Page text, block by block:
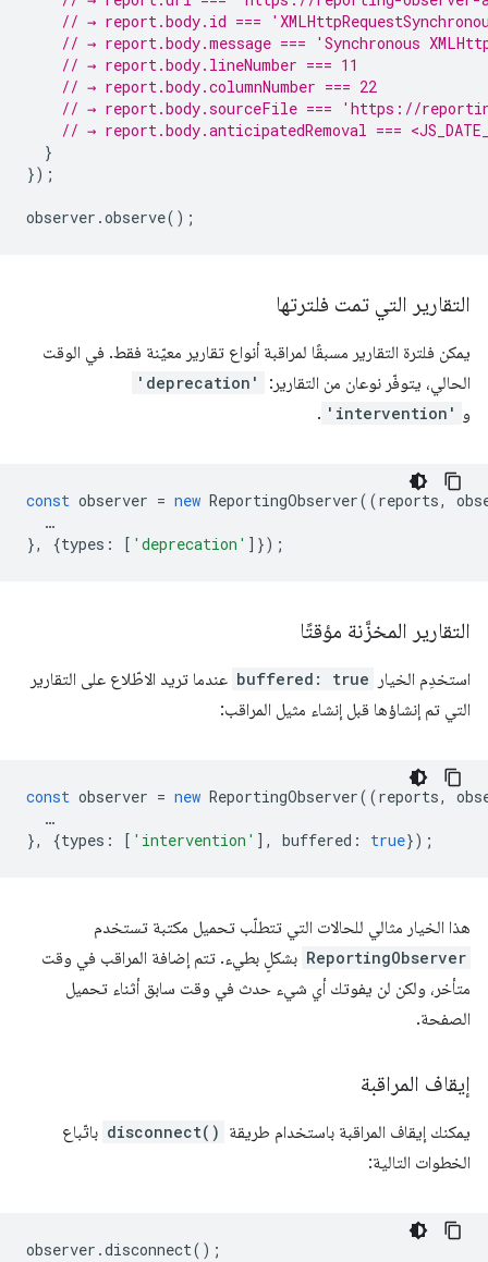
// → report.body.id ===
// → report.body.message === 'Synchronous
// → report.body.lineNumber === 11
// → report.body.columnNumber === 22
// → report.body.sourceFile === 'https://
// → report.body.anticipatedRemoval ===
}
});
observer .observe();
التقارير التي تمت فلترتها
يمكن فلترة التقارير مسبقًا لمراقبة أنواع تقارير معيّنة فقط. في الوقت
الحالي، يتوفّر نوعان من التقارير:
'deprecation'
و 'intervention'
.
const observer = new ReportingObserver((reports,
…
},
{types : [ 'deprecation' ]});
التقارير المخزَّنة مؤقتًا
استخدِم الخيار buffered: true عندما تريد الاطّلاع على التقارير
التي تم إنشاؤها قبل إنشاء مثيل المراقب:
const observer = new ReportingObserver((reports,
…
},
{types : [ 'intervention' ], buffered : true});
هذا الخيار مثالي للحالات التي تتطلّب تحميل مكتبة تستخدم
ReportingObserver بشكلٍ بطيء. تتم إضافة المراقب في وقت
متأخر، ولكن لن يفوتك أي شيء حدث في وقت سابق أثناء تحميل
الصفحة.
إيقاف المراقبة
يمكنك إيقاف المراقبة باستخدام طريقة disconnect() باتّباع
الخطوات التالية:
observer .disconnect();